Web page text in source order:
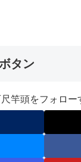
タン
竿頭をフォロー